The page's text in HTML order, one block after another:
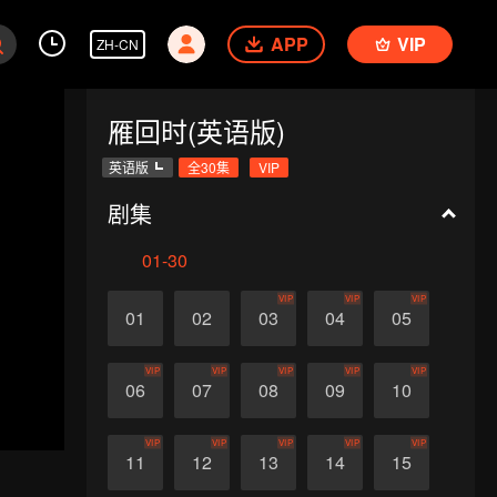
ZH-CN APP VIP
雁回时(英语版)
英语版 全30集 VIP
剧集
01-30
01 02 03
VIP
04
VIP
05
VIP
06
VIP
07
VIP
08
VIP
09
VIP
10
VIP
11
VIP
12
VIP
13
VIP
14
VIP
15
VIP